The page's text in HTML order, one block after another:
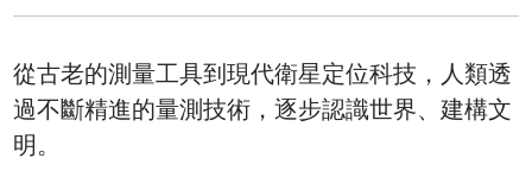
從古老的測量工具到現代衛星定位科技，人類透
過不斷精進的量測技術，逐步認識世界、建構文
明。